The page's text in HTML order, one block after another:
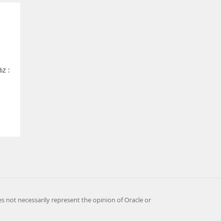
:
not necessarily represent the opinion of Oracle or